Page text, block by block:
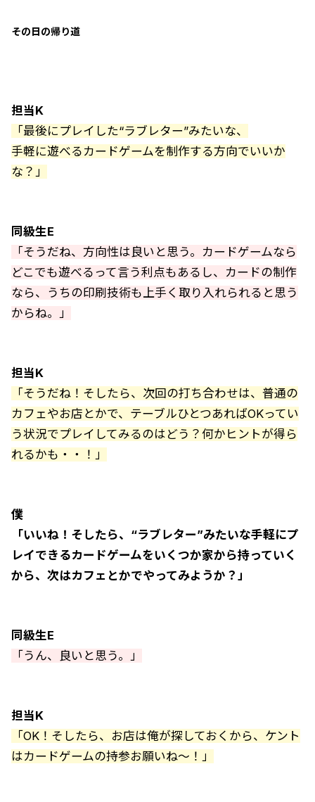
その日の帰り道
担当K
「最後にプレイした“ラブレター”みたいな、
手軽に遊べるカードゲームを制作する方向でいいか
な？」
同級生E
「そうだね、方向性は良いと思う。カードゲームなら
どこでも遊べるって言う利点もあるし、カードの制作
なら、うちの印刷技術も上手く取り入れられると思う
からね。」
担当K
「そうだね！そしたら、次回の打ち合わせは、普通の
カフェやお店とかで、テーブルひとつあればOKってい
う状況でプレイしてみるのはどう？何かヒントが得ら
れるかも・・！」
僕
「いいね！そしたら、“ラブレター”みたいな手軽にプ
レイできるカードゲームをいくつか家から持っていく
から、次はカフェとかでやってみようか？」
同級生E
「うん、良いと思う。」
担当K
「OK！そしたら、お店は俺が探しておくから、ケント
はカードゲームの持参お願いね～！」